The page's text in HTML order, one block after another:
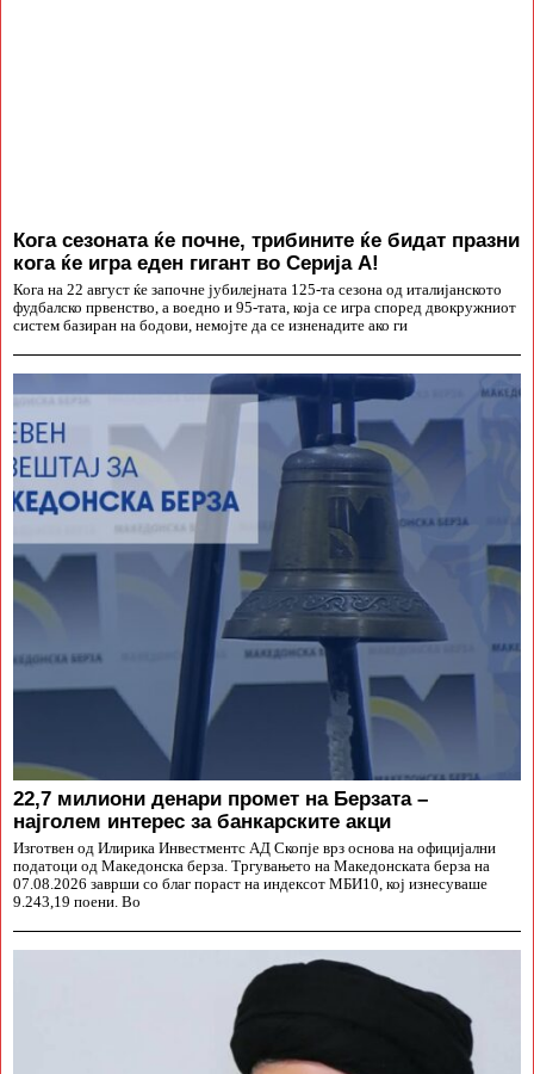
Кога сезоната ќе почне, трибините ќе бидат празни
кога ќе игра еден гигант во Серија А!
Кога на 22 август ќе започне јубилејната 125-та сезона од италијанското
фудбалско првенство, а воедно и 95-тата, која се игра според двокружниот
систем базиран на бодови, немојте да се изненадите ако ги
22,7 милиони денари промет на Берзата –
најголем интерес за банкарските акци
Изготвен од Илирика Инвестментс АД Скопје врз основа на официјални
податоци од Македонска берза. Тргувањето на Македонската берза на
07.08.2026 заврши со благ пораст на индексот МБИ10, кој изнесуваше
9.243,19 поени. Во